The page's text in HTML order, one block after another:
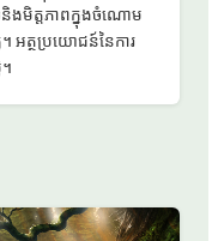
និងមិត្តភាពក្នុងចំណោម
អត្ថប្រយោជន៍នៃការ